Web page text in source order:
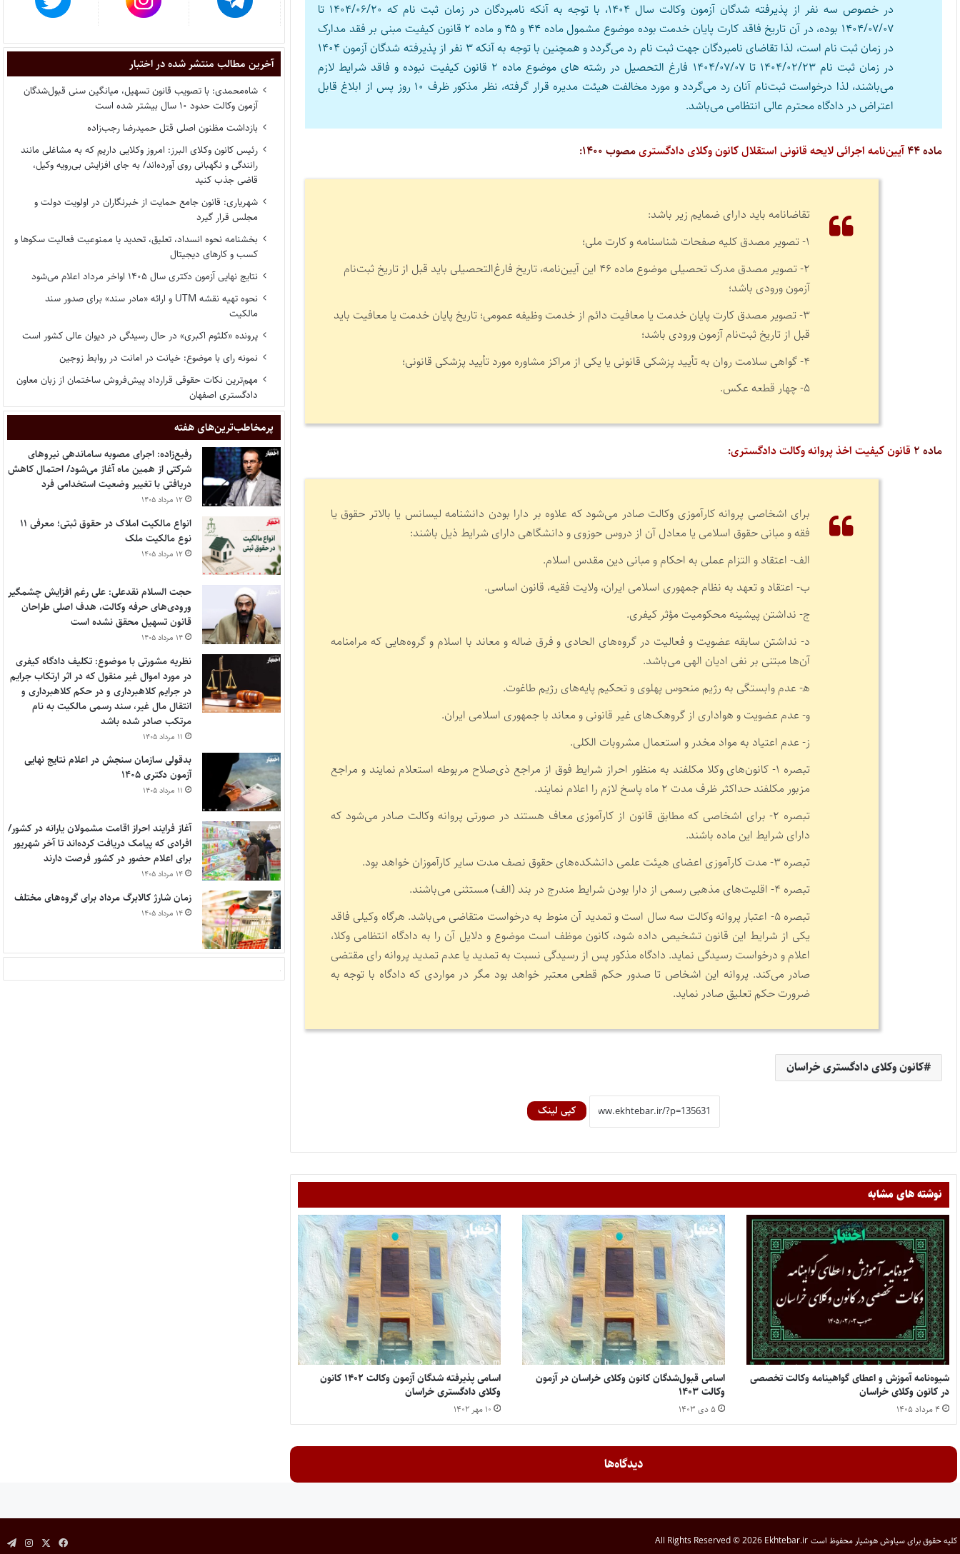
در خصوص سه نفر از پذیرفته شدگان آزمون وکالت سال ۱۴۰۴، با توجه به آنکه نامبردگان در زمان ثبت نام که ۱۴۰۴/۰۶/۲۰ تا
۱۴۰۴/۰۷/۰۷ بوده، در آن تاریخ فاقد کارت پایان خدمت بوده موضوع مشمول ماده ۴۴ و ۴۵ و ماده ۲ قانون کیفیت مبنی بر فقد مدارک
در زمان ثبت نام است، لذا تقاضای نامبردگان جهت ثبت‌ نام رد می‌گردد و همچنین با توجه به آنکه ۳ نفر از پذیرفته شدگان آزمون ۱۴۰۴
در زمان ثبت نام ۱۴۰۴/۰۲/۲۳ تا ۱۴۰۴/۰۷/۰۷ فارغ التحصیل در رشته های موضوع ماده ۲ قانون کیفیت نبوده و فاقد شرایط لازم
می‌باشند، لذا درخواست ثبت‌نام آنان رد می‌گردد و مورد مخالفت هیئت مدیره قرار گرفته، نظر مذکور ظرف ۱۰ روز پس از ابلاغ قابل
اعتراض در دادگاه محترم عالی انتظامی می‌باشد.
ماده ۴۴ آیین‌نامه اجرائی لایحه قانونی استقلال کانون وکلای دادگستریمصوب ۱۴۰۰:
تقاضانامه باید دارای ضمایم زیر باشد:
۱- تصویر مصدق کلیه صفحات شناسنامه و کارت ملی؛
۲- تصویر مصدق مدرک تحصیلی موضوع ماده ۴۶ این آیین‌نامه، تاریخ فارغ‌التحصیلی باید قبل از تاریخ ثبت‌نام
آزمون ورودی باشد؛
۳- تصویر مصدق کارت پایان خدمت یا معافیت دائم از خدمت وظیفه عمومی؛ تاریخ پایان خدمت یا معافیت باید
قبل از تاریخ ثبت‌نام آزمون ورودی باشد؛
۴- گواهی سلامت روان به تأیید پزشکی قانونی یا یکی از مراکز مشاوره مورد تأیید پزشکی قانونی؛
۵- چهار قطعه عکس.
ماده ۲ قانون کیفیت اخذ پروانه وکالت دادگستری:
برای اشخاصی پروانه کارآموزی وکالت صادر می‌شود که علاوه بر دارا بودن دانشنامه لیسانس یا بالاتر حقوق یا
فقه و مبانی حقوق اسلامی یا معادل آن از دروس حوزوی و دانشگاهی دارای شرایط ذیل باشند:
الف- اعتقاد و التزام عملی به احکام و مبانی دین مقدس اسلام.
ب- اعتقاد و تعهد به نظام جمهوری اسلامی ایران، ولایت فقیه، قانون اساسی.
ج- نداشتن پیشینه محکومیت مؤثر کیفری.
د- نداشتن سابقه عضویت و فعالیت در گروه‌های الحادی و فرق ضاله و معاند با اسلام و گروه‌هایی که مرامنامه
آن‌ها مبتنی بر نفی ادیان الهی می‌باشد.
ه‍- عدم وابستگی به رژیم منحوس پهلوی و تحکیم پایه‌های رژیم طاغوت.
و- عدم عضویت و هواداری از گروهک‌های غیر قانونی و معاند با جمهوری اسلامی ایران.
ز- عدم اعتیاد به مواد مخدر و استعمال مشروبات الکلی.
تبصره ۱- کانون‌های وکلا مکلفند به منظور احراز شرایط فوق از مراجع ذی‌صلاح مربوطه استعلام نمایند و مراجع
مزبور مکلفند حداکثر ظرف مدت ۲ ماه پاسخ لازم را اعلام نمایند.
تبصره ۲- برای اشخاصی که مطابق قانون از کارآموزی معاف هستند در صورتی پروانه وکالت صادر می‌شود که
دارای شرایط این ماده باشند.
تبصره ۳- مدت کارآموزی اعضای هیئت علمی دانشکده‌های حقوق نصف مدت سایر کارآموزان خواهد بود.
تبصره ۴- اقلیت‌های مذهبی رسمی از دارا بودن شرایط مندرج در بند (الف) مستثنی می‌باشند.
تبصره ۵- اعتبار پروانه وکالت سه سال است و تمدید آن منوط به درخواست متقاضی می‌باشد. هر‌گاه وکیلی فاقد
یکی از شرایط این قانون تشخیص داده شود، کانون موظف است موضوع و دلایل آن را به دادگاه انتظامی وکلا،
اعلام و درخواست رسیدگی نماید. دادگاه مذکور پس از رسیدگی نسبت به تمدید یا عدم تمدید پروانه رای مقتضی
صادر می‌کند. پروانه این اشخاص تا صدور حکم قطعی معتبر خواهد بود مگر در مواردی که دادگاه با توجه به
ضرورت حکم تعلیق صادر نماید.
کانون وکلای دادگستری خراسان
کپی لینک
نوشته های مشابه
شیوه‌نامه آموزش و اعطای گواهینامه وکالت تخصصی
در کانون وکلای خراسان
۴ مرداد ۱۴۰۵
اسامی قبول‌شدگان کانون وکلای خراسان در آزمون
وکالت ۱۴۰۳
۵ دی ۱۴۰۳
اسامی پذیرفته شدگان آزمون وکالت ۱۴۰۲ کانون
وکلای دادگستری خراسان
۱۰ مهر ۱۴۰۲
دیدگاه‌ها
آخرین مطالب منتشر شده در اختبار
شاه‌محمدی: با تصویب قانون تسهیل، میانگین سنی قبول‌شدگان
آزمون وکالت حدود ۱۰ سال بیشتر شده است
بازداشت مظنون اصلی قتل حمیدرضا رجب‌زاده
رئیس کانون وکلای البرز: امروز وکلایی داریم که به مشاغلی مانند
رانندگی و نگهبانی روی آورده‌اند/ به جای افزایش بی‌رویه وکیل،
قاضی جذب کنید
شهریاری: قانون جامع حمایت از خبرنگاران در اولویت دولت و
مجلس قرار گیرد
بخشنامه نحوه انسداد، تعلیق، تحدید یا ممنوعیت فعالیت سکوها و
کسب و کارهای دیجیتال
نتایج نهایی آزمون دکتری سال ۱۴۰۵ اواخر مرداد اعلام می‌شود
نحوه تهیه نقشه UTM و ارائه «مادر سند» برای صدور سند
مالکیت
پرونده «کلثوم اکبری» در حال رسیدگی در دیوان عالی کشور است
نمونه رای با موضوع: خیانت در امانت در روابط زوجین
مهم‌ترین نکات حقوقی قرارداد پیش‌فروش ساختمان از زبان معاون
دادگستری اصفهان
پر‌مخاطب‌ترین‌های هفته
رفیع‌زاده: اجرای مصوبه ساماندهی نیروهای
شرکتی از همین ماه آغاز می‌شود/ احتمال کاهش
دریافتی با تغییر وضعیت استخدامی فرد
۱۲ مرداد ۱۴۰۵
انواع مالکیت املاک در حقوق ثبتی؛ معرفی ۱۱
نوع مالکیت ملک
۱۲ مرداد ۱۴۰۵
حجت السلام نقدعلی: علی رغم افزایش چشمگیر
ورودی‌های حرفه وکالت، هدف اصلی طراحان
قانون تسهیل محقق نشده است
۱۴ مرداد ۱۴۰۵
نظریه مشورتی با موضوع: تکلیف دادگاه کیفری
در مورد اموال غیر منقول که در اثر ارتکاب جرایم
در جرایم کلاهبرداری و در حکم کلاهبرداری و
انتقال مال غیر، سند رسمی مالکیت به نام
مرتکب صادر شده باشد
۱۱ مرداد ۱۴۰۵
بدقولی سازمان سنجش در اعلام نتایج نهایی
آزمون دکتری ۱۴۰۵
۱۱ مرداد ۱۴۰۵
آغاز فرایند احراز اقامت مشمولان یارانه در کشور/
افرادی که پیامک دریافت کرده‌اند تا آخر شهریور
برای اعلام حضور در کشور فرصت دارند
۱۴ مرداد ۱۴۰۵
زمان شارژ کالابرگ مرداد برای گروه‌های مختلف
۱۴ مرداد ۱۴۰۵
کلیه حقوق برایسیاوش هوشیار محفوظ است All Rights Reserved © 2026 Ekhtebar.ir